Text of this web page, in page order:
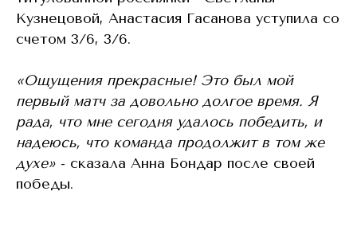
Кузнецовой, Анастасия Гасанова уступила со
счетом 3/6, 3/6.
«Ощущения прекрасные! Это был мой
первый матч за довольно долгое время. Я
рада, что мне сегодня удалось победить, и
надеюсь, что команда продолжит в том же
духе» - сказала Анна Бондар после своей
победы.